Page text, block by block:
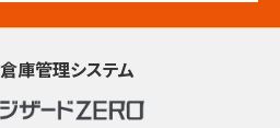
庫管理システム